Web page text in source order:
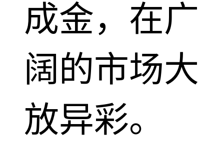
成金，在广
阔的市场大
放异彩。